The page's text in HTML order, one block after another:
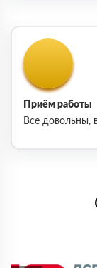
Приём работы
Все довольны,